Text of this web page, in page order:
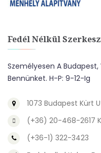
Fedél Nélkül
Személyesen A Budapest,
Bennünket. H-P: 9-12-Ig
1073 Budapest Kürt
(+36) 20-468-2617
(+36-1) 322-3423